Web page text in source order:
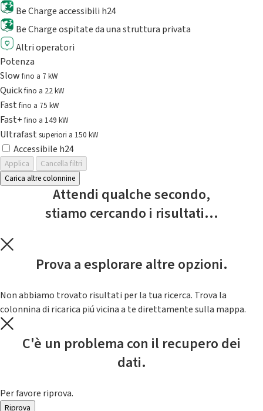
Be Charge accessibili h24
Be Charge ospitate da una struttura privata
Altri operatori
Potenza
Slowfino a 7 kW
Quickfino a 22 kW
Fastfino a 75 kW
Fast+fino a 149 kW
Ultrafast superiori a 150 kW
Accessibile h24
Applica
Cancella filtri
Carica altre colonnine
Attendi qualche secondo,
stiamo cercando i risultati...
Prova a esplorare altre opzioni.
Non abbiamo trovato risultati per la tua ricerca. Trova la
colonnina di ricarica piú vicina a te direttamente sulla mappa.
C'è un problema con il recupero dei
dati.
Per favore riprova.
Riprova